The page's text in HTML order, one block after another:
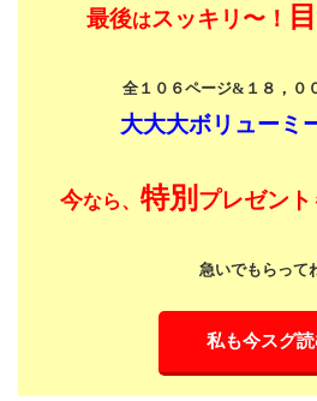
最後はスッキリ〜！
全１０６ページ&１８，０
大大大ボリューミ
今なら、 特別 プレゼント
急いでもらって
私も今スグ